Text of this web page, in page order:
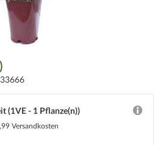
(1VE - 1 Pflanze(n))
Versandkosten